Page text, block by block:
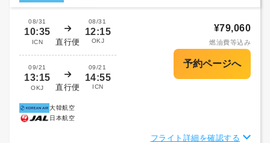
08/31
10:35
ICN 直行便
08/31
12:15
OKJ
09/21
13:15
OKJ 直行便
09/21
14:55
ICN
¥79,060
燃油費等込み
大韓航空
日本航空
フライト詳細を確認する